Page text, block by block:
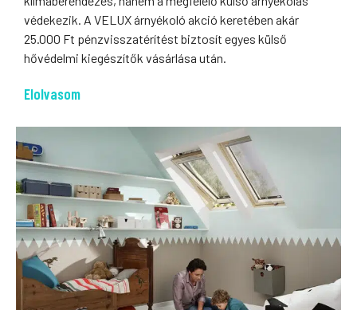
védekezik. A VELUX árnyékoló akció keretében akár
25.000 Ft pénzvisszatérítést biztosít egyes külső
hővédelmi kiegészítők vásárlása után.
Elolvasom